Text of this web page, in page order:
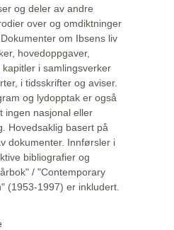
og deler av andre
over og omdiktninger
om Ibsens liv
hovedoppgaver,
i samlingsverker
i tidsskrifter og aviser.
og lydopptak er også
ingen nasjonal eller
Hovedsaklig basert på
dokumenter. Innførsler i
bibliografier og
/ "Contemporary
(1953-1997) er inkludert.